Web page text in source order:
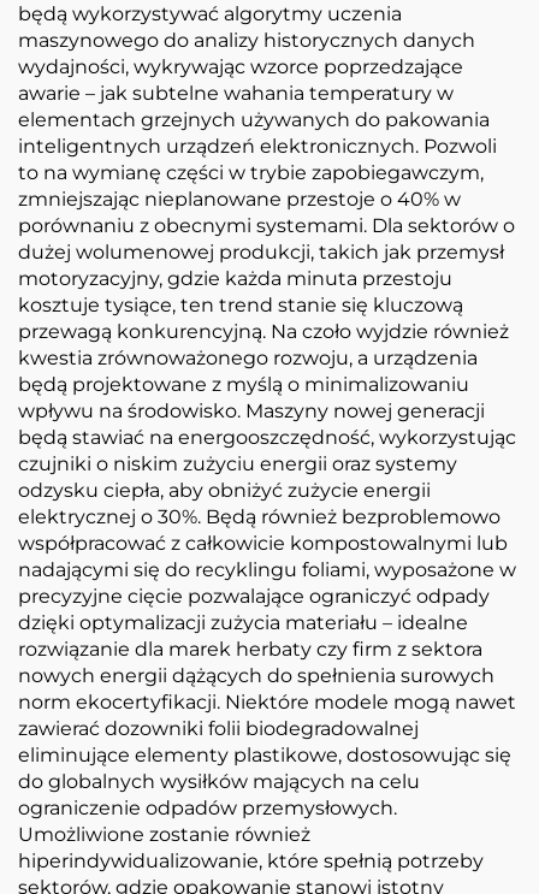
będą wykorzystywać algorytmy uczenia
maszynowego do analizy historycznych danych
wydajności, wykrywając wzorce poprzedzające
awarie – jak subtelne wahania temperatury w
elementach grzejnych używanych do pakowania
inteligentnych urządzeń elektronicznych. Pozwoli
to na wymianę części w trybie zapobiegawczym,
zmniejszając nieplanowane przestoje o 40% w
porównaniu z obecnymi systemami. Dla sektorów o
dużej wolumenowej produkcji, takich jak przemysł
motoryzacyjny, gdzie każda minuta przestoju
kosztuje tysiące, ten trend stanie się kluczową
przewagą konkurencyjną. Na czoło wyjdzie również
kwestia zrównoważonego rozwoju, a urządzenia
będą projektowane z myślą o minimalizowaniu
wpływu na środowisko. Maszyny nowej generacji
będą stawiać na energooszczędność, wykorzystując
czujniki o niskim zużyciu energii oraz systemy
odzysku ciepła, aby obniżyć zużycie energii
elektrycznej o 30%. Będą również bezproblemowo
współpracować z całkowicie kompostowalnymi lub
nadającymi się do recyklingu foliami, wyposażone w
precyzyjne cięcie pozwalające ograniczyć odpady
dzięki optymalizacji zużycia materiału – idealne
rozwiązanie dla marek herbaty czy firm z sektora
nowych energii dążących do spełnienia surowych
norm ekocertyfikacji. Niektóre modele mogą nawet
zawierać dozowniki folii biodegradowalnej
eliminujące elementy plastikowe, dostosowując się
do globalnych wysiłków mających na celu
ograniczenie odpadów przemysłowych.
Umożliwione zostanie również
hiperindywidualizowanie, które spełnią potrzeby
sektorów, gdzie opakowanie stanowi istotny